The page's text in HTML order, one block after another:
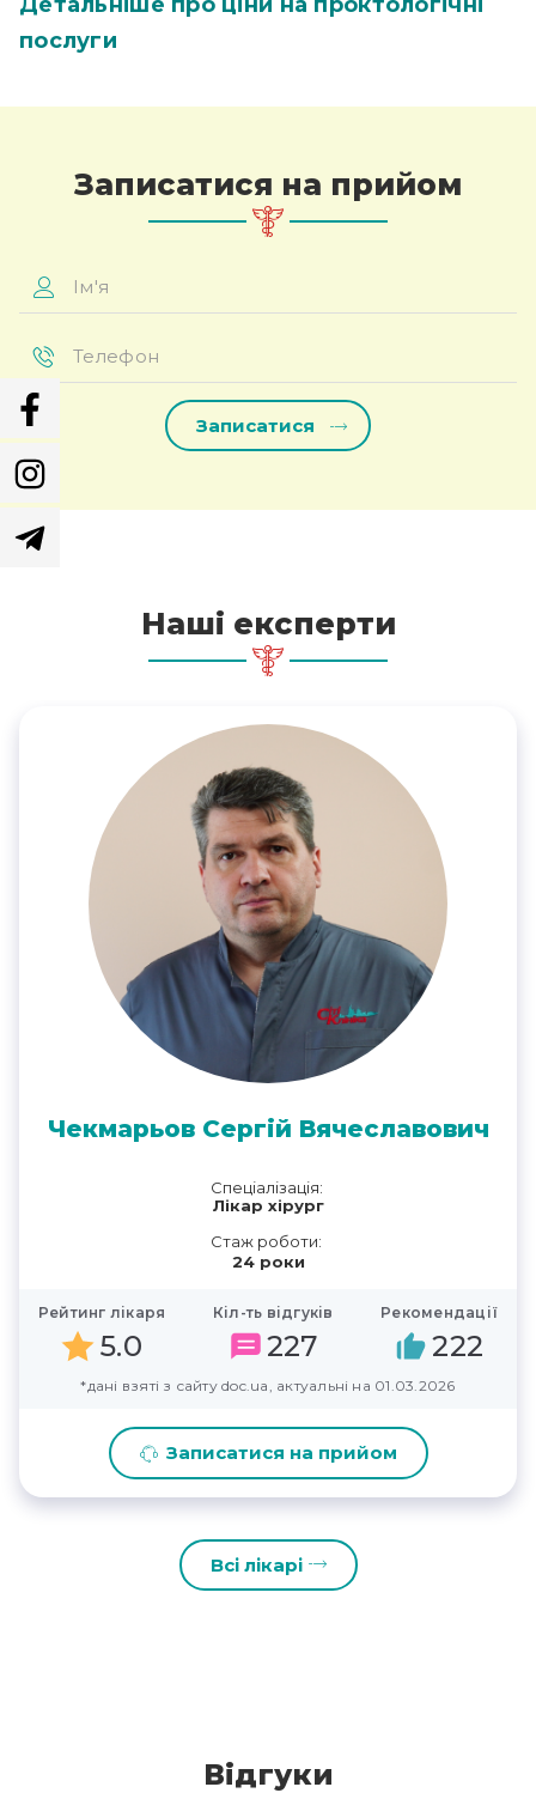
послуги
Записатися на прийом
Ім'я
Телефон
Наші експерти
Чекмарьов Сергій Вячеславович
Спеціалізація:
Лікар хірург
Стаж роботи:
24 роки
Рейтинг лікаря
5.0
Кіл-ть відгуків
227
Рекомендації
222
*дані взяті з сайту doc.ua, актуальні на 01.03.2026
Записатися на прийом
Всі лікарі
Відгуки